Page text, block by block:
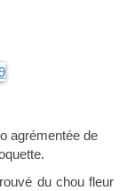
agrémentée de
du chou fleur